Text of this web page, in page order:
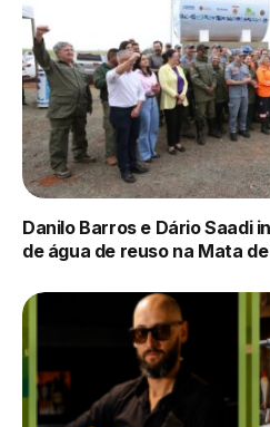
Danilo Barros e Dário Saadi
de água de reuso na Mata